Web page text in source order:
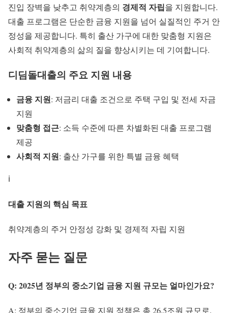
진입 장벽을 낮추고 취약계층의 경제적 자립을 지원합니다.
대출 프로그램은 단순한 금융 지원을 넘어 실질적인 주거 안
정성을 제공합니다. 특히 출산 가구에 대한 맞춤형 지원은
사회적 취약계층의 삶의 질을 향상시키는 데 기여합니다.
디딤돌대출의 주요 지원 내용
금융 지원: 저금리 대출 조건으로 주택 구입 및 전세 자금
지원
맞춤형 접근: 소득 수준에 따른 차별화된 대출 프로그램
제공
사회적 지원: 출산 가구를 위한 특별 금융 혜택
ℹ️
대출 지원의 핵심 목표
취약계층의 주거 안정성 강화 및 경제적 자립 지원
자주 묻는 질문
Q: 2025년 정부의 중소기업 금융 지원 규모는 얼마인가요?
A: 정부의 중소기업 금융 지원 정책은 총 26.5조원 규모로,